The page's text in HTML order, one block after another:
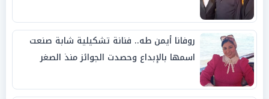
روفانا أيمن طه.. فنانة تشكيلية شابة صنعت
اسمها بالإبداع وحصدت الجوائز منذ الصغر